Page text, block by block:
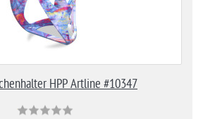
HPP Artline #10347